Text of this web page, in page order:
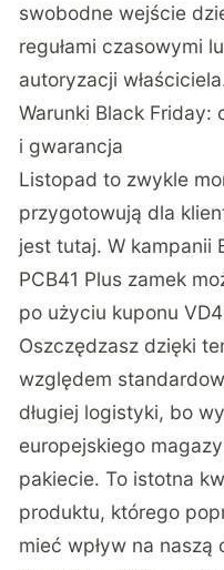
swobodne wejście
regułami czasowymi
autoryzacji
Warunki Black Friday:
i gwarancja
Listopad to zwykle
przygotowują dla
jest tutaj. W kampanii
PCB41 Plus zamek
po użyciu kuponu
Oszczędzasz dzięki
względem
długiej logistyki, bo
europejskiego
pakiecie. To istotna
produktu, którego
mieć wpływ na naszą